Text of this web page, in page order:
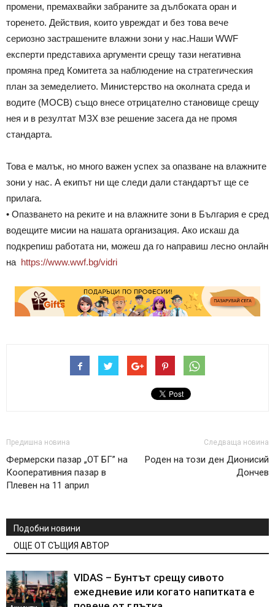
промени, премахвайки забраните за дълбоката оран и
торенето. Действия, които увреждат и без това вече
сериозно застрашените влажни зони у нас.Наши WWF
eксперти представиха аргументи срещу тази негативна
промяна пред Комитета за наблюдение на стратегическия
план за земеделието. Министерство на околната среда и
водите (МОСВ) също внесе отрицателно становище срещу
нея и в резултат МЗХ взе решение засега да не промя
стандарта.
Това е малък, но много важен успех за опазване на влажните
зони у нас. А екипът ни ще следи дали стандартът ще се
прилага.
• Опазването на реките и на влажните зони в България е сред
водещите мисии на нашата организация. Ако искаш да
подкрепиш работата ни, можеш да го направиш лесно онлайн
на https://www.wwf.bg/vidri
Предишна новина
Фермерски пазар „ОТ БГ” на
Кооперативния пазар в
Плевен на 11 април
Следваща новина
Роден на този ден Дионисий
Дончев
Подобни новини
ОЩЕ ОТ СЪЩИЯ АВТОР
VIDAS – Бунтът срещу сивото
ежедневие или когато напитката е